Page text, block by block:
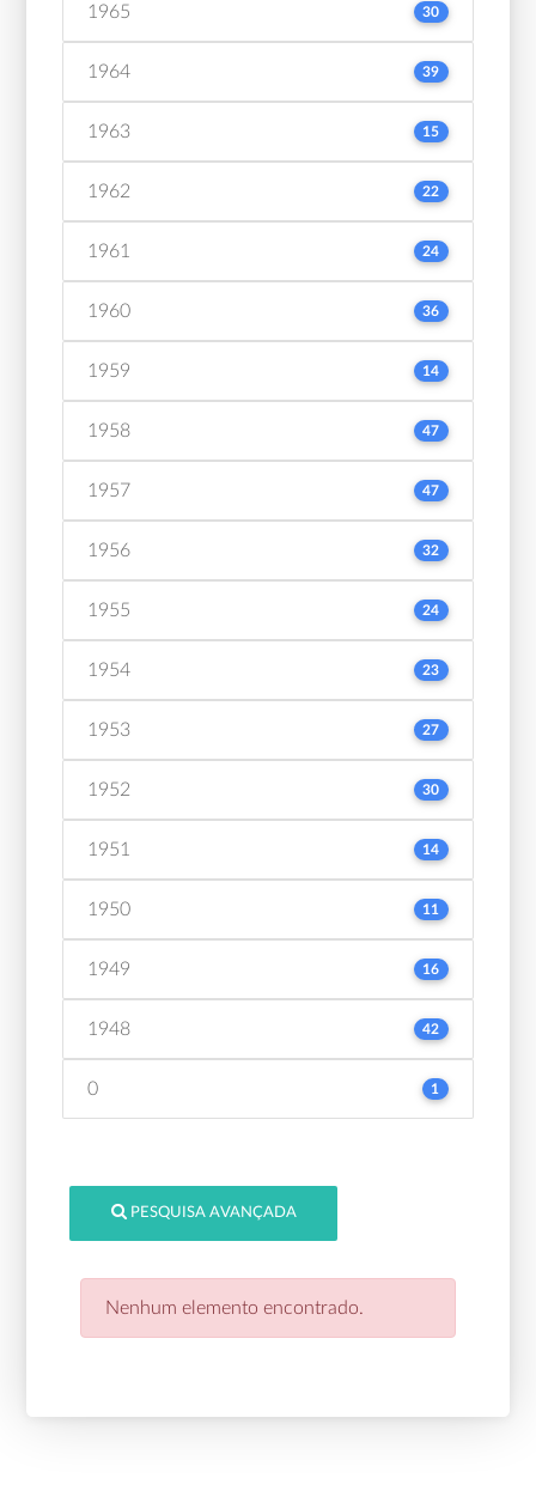
1965 30
1964 39
1963 15
1962 22
1961 24
1960 36
1959 14
1958 47
1957 47
1956 32
1955 24
1954 23
1953 27
1952 30
1951 14
1950 11
1949 16
1948 42
0 1
PESQUISA AVANÇADA
Nenhum elemento encontrado.